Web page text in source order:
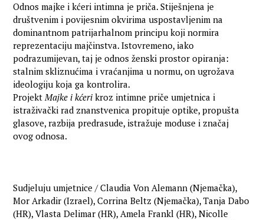
Odnos majke i kćeri intimna je priča. Stiješnjena je
društvenim i povijesnim okvirima uspostavljenim na
dominantnom patrijarhalnom principu koji normira
reprezentaciju majčinstva. Istovremeno, iako
podrazumijevan, taj je odnos ženski prostor opiranja:
stalnim skliznućima i vraćanjima u normu, on ugrožava
ideologiju koja ga kontrolira.
ProjektMajke i kćeri kroz intimne priče umjetnica i
istraživački rad znanstvenica propituje optike, propušta
glasove, razbija predrasude, istražuje moduse i značaj
ovog odnosa.
Sudjeluju umjetnice / Claudia Von Alemann (Njemačka),
Mor Arkadir (Izrael), Corrina Beltz (Njemačka), Tanja Dabo
(HR), Vlasta Delimar (HR), Amela Frankl (HR), Nicolle